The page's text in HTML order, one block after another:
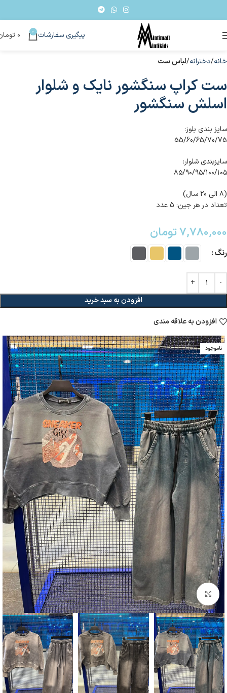
پیگیری سفارشات 0 ۰
خانه دخترانه لباس ست
ست کراپ سنگشور نایک و شلوار
اسلش سنگشور
سایز بندی بلوز:
55/60/65/70/75
سایزبندی شلوار:
۸۵/۹۰/۹۵/۱۰۰/۱۰۵
(۸ الی ۲۰ سال)
تعداد در هر جین: 5 عدد
۷,۷۸۰,۰۰۰تومان
رنگ
افزودن به سبد خرید
افزودن به علاقه مندی
ناموجود
بزرگنمایی تصویر